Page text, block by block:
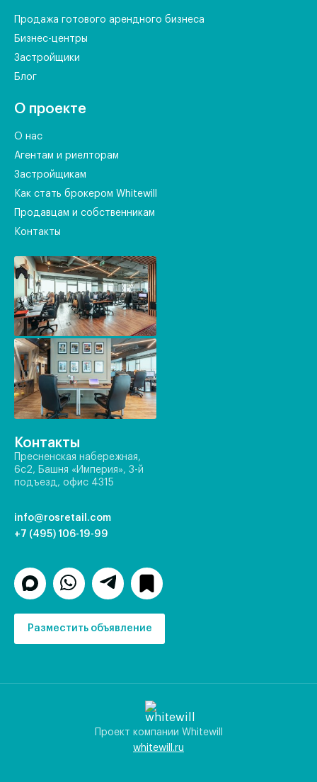
Продажа готового арендного бизнеса
Бизнес-центры
Застройщики
Блог
О проекте
О нас
Агентам и риелторам
Застройщикам
Как стать брокером Whitewill
Продавцам и собственникам
Контакты
Контакты
Пресненская набережная,
6с2, Башня «Империя», 3-й
подъезд, офис 4315
info@rosretail.com
+7 (495) 106-19-99
Разместить объявление
Проект компании Whitewill
whitewill.ru